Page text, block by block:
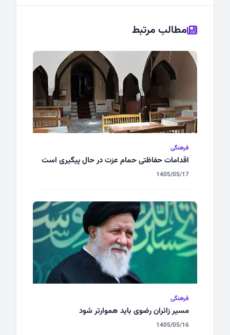
مطالب مرتبط
فرهنگی
اقدامات حفاظتی حمام عزت در حال پیگیری است
1405/05/17
فرهنگی
مسیر زائران رضوی باید هموارتر شود
1405/05/16